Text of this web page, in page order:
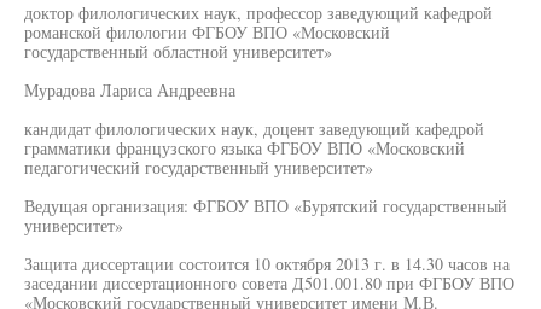
доктор филологических наук, профессор заведующий кафедрой
романской филологии ФГБОУ ВПО «Московский
государственный областной университет»
Мурадова Лариса Андреевна
кандидат филологических наук, доцент заведующий кафедрой
грамматики французского языка ФГБОУ ВПО «Московский
педагогический государственный университет»
Ведущая организация: ФГБОУ ВПО «Бурятский государственный
университет»
Защита диссертации состоится 10 октября 2013 г. в 14.30 часов на
заседании диссертационного совета Д501.001.80 при ФГБОУ ВПО
«Московский государственный университет имени М.В.